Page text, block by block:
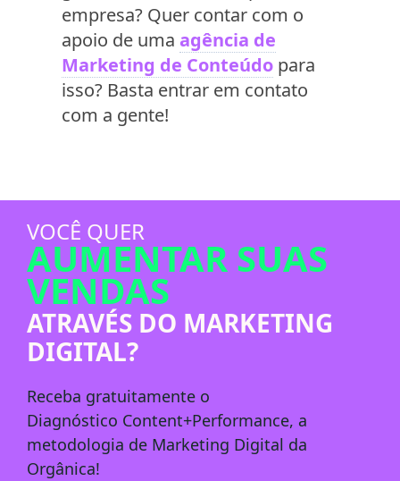
empresa? Quer contar com o
apoio de uma agência de
Marketing de Conteúdo para
isso? Basta entrar em contato
com a gente!
VOCÊ QUER
AUMENTAR SUAS
VENDAS
ATRAVÉS DO MARKETING
DIGITAL?
Receba gratuitamente o
Diagnóstico Content+Performance, a
metodologia de Marketing Digital da
Orgânica!